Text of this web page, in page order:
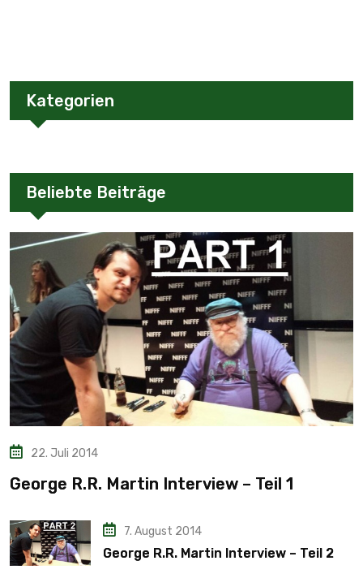
Kategorien
Beliebte Beiträge
22. Juli 2014
George R.R. Martin Interview – Teil 1
7. August 2014
George R.R. Martin Interview – Teil 2